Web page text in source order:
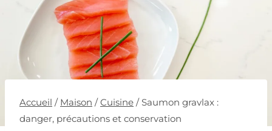
Accueil / Maison / Cuisine / Saumon gravlax :
danger, précautions et conservation